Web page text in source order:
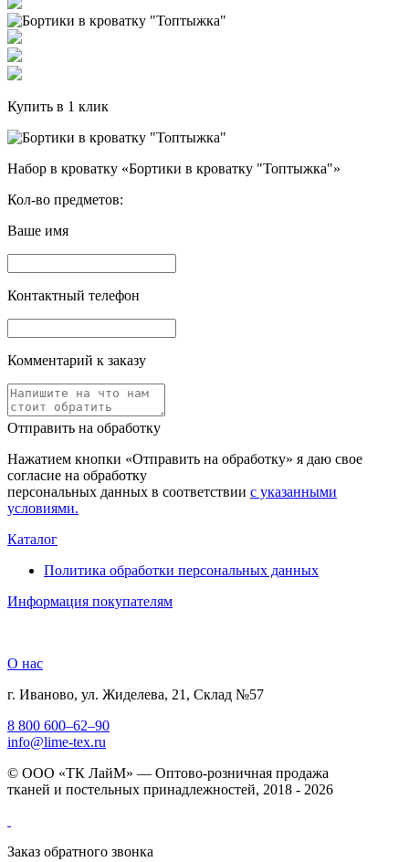
Купить в 1 клик
Набор в кроватку «Бортики в кроватку "Топтыжка"»
Кол-во предметов:
Ваше имя
Контактный телефон
Комментарий к заказу
Отправить на обработку
Нажатием кнопки «Отправить на обработку» я даю свое
согласие на обработку
персональных данных в соответствии с указанными
условиями.
Каталог
Политика обработки персональных данных
Информация покупателям
О нас
г. Иваново, ул. Жиделева, 21, Склад №57
8 800 600–62–90
info@lime-tex.ru
© ООО «ТК ЛайМ» — Оптово-розничная продажа
тканей и постельных принадлежностей, 2018 - 2026
Заказ обратного звонка